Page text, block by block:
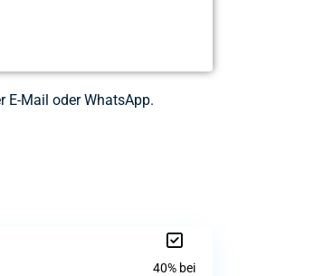
E-Mail oder WhatsApp.
40% bei